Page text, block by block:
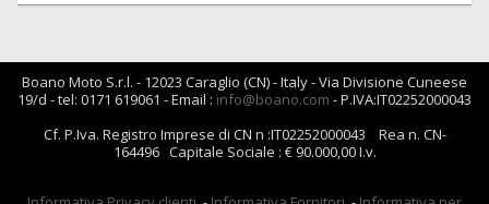
Boano Moto S.r.l. - 12023 Caraglio (CN) - Italy - Via Divisione Cuneese
19/d - tel: 0171 619061 - Email : info@boano.com - P.IVA:IT02252000043
Cf. P.Iva. Registro Imprese di CN n :IT02252000043 Rea n. CN-
164496 Capitale Sociale : € 90.000,00 I.v.